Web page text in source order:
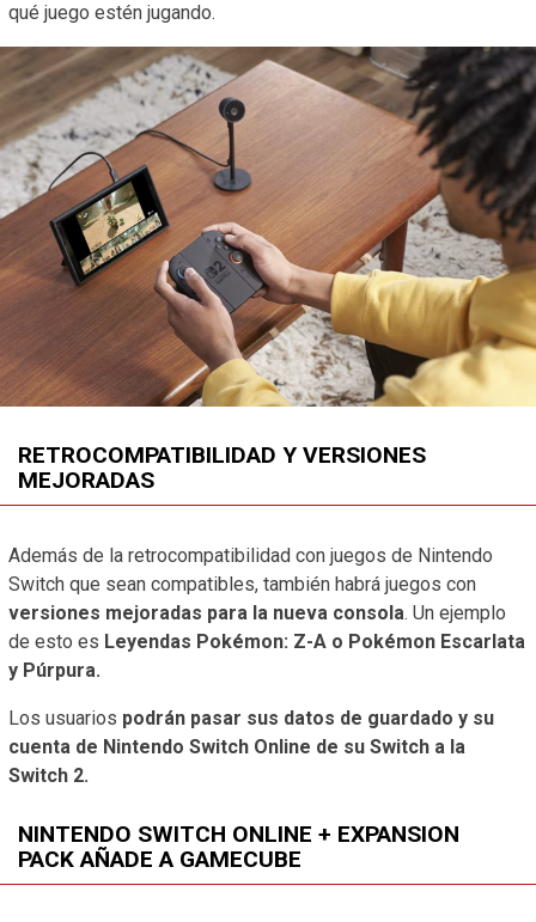
qué juego estén jugando.
RETROCOMPATIBILIDAD Y VERSIONES
MEJORADAS
Además de la retrocompatibilidad con juegos de Nintendo
Switch que sean compatibles, también habrá juegos con
versiones mejoradas para la nueva consola. Un ejemplo
de esto es Leyendas Pokémon: Z-A o Pokémon Escarlata
y Púrpura.
Los usuarios podrán pasar sus datos de guardado y su
cuenta de Nintendo Switch Online de su Switch a la
Switch 2.
NINTENDO SWITCH ONLINE + EXPANSION
PACK AÑADE A GAMECUBE